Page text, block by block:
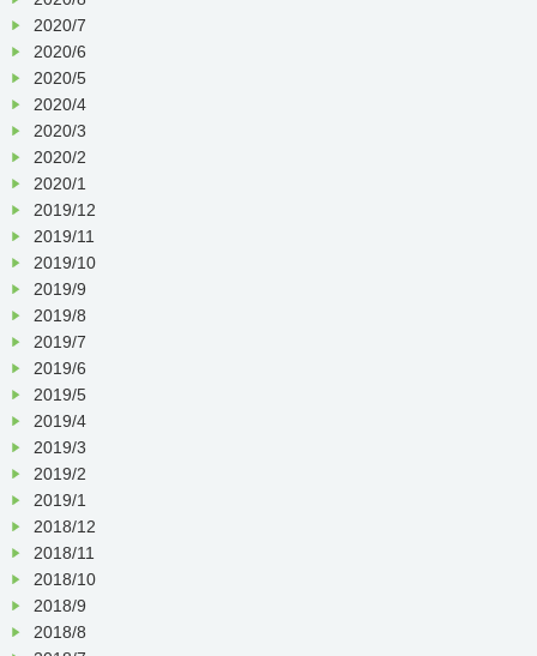
2020/7
2020/6
2020/5
2020/4
2020/3
2020/2
2020/1
2019/12
2019/11
2019/10
2019/9
2019/8
2019/7
2019/6
2019/5
2019/4
2019/3
2019/2
2019/1
2018/12
2018/11
2018/10
2018/9
2018/8